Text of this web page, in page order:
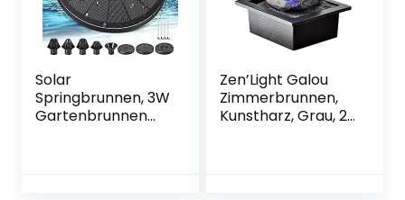
Solar
Springbrunnen, 3W
Gartenbrunnen
Zen’Light Galou
Zimmerbrunnen,
Kunstharz, Grau, 21